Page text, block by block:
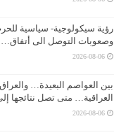
رؤية سيكولوجية- سياسية
وصعوبات التوصل الى أتفاق…
2026-08-06
بين العواصم البعيدة…
العراقية… متى تصل نتائجها
2026-08-06